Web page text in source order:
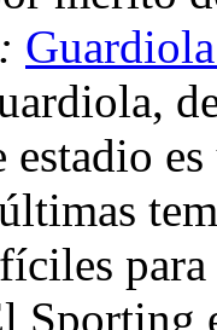
estadio
Sporting